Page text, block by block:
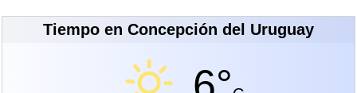
Tiempo en Concepción del Uruguay